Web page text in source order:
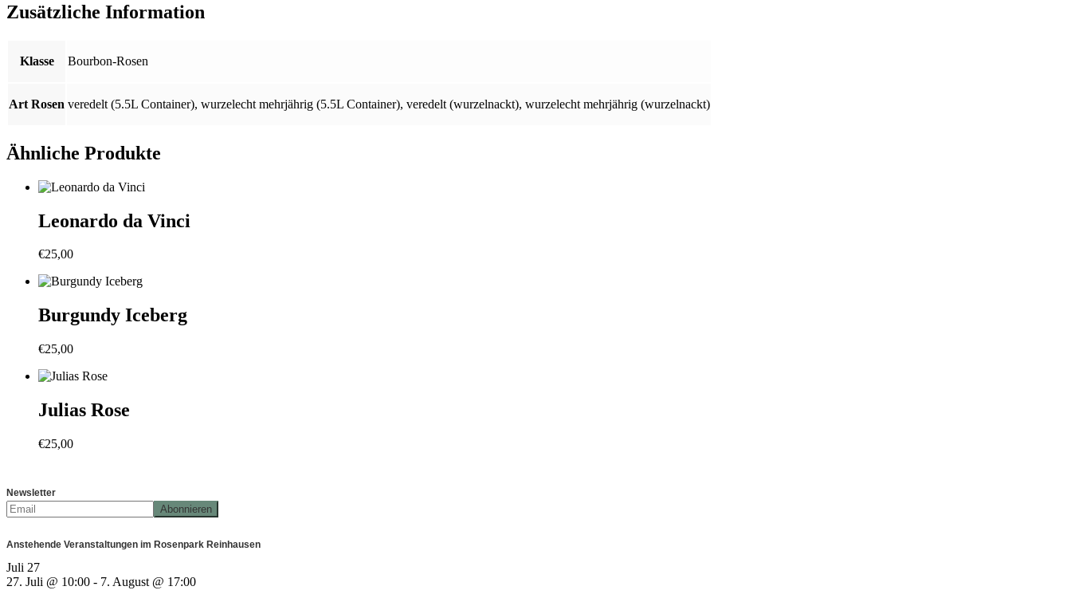
Zusätzliche Information
Klasse Bourbon-Rosen
Art Rosen veredelt (5.5L Container), wurzelecht mehrjährig (5.5L Container), veredelt (wurzelnackt), wurzelecht mehrjährig (wurzelnackt)
Ähnliche Produkte
Leonardo da Vinci
€25,00
Burgundy Iceberg
€25,00
Julias Rose
€25,00
Newsletter
Anstehende Veranstaltungen im Rosenpark Reinhausen
Juli 27
27. Juli @ 10:00 - 7. August @ 17:00